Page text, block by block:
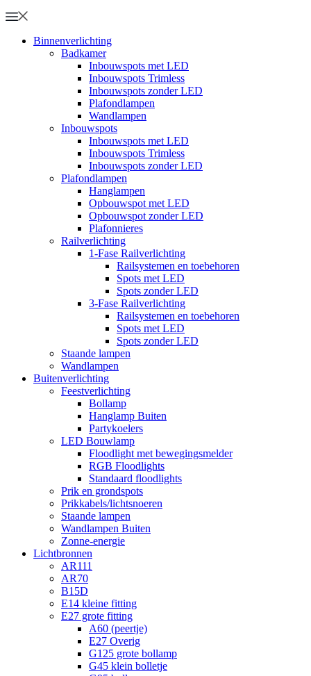
Binnenverlichting
Badkamer
Inbouwspots met LED
Inbouwspots Trimless
Inbouwspots zonder LED
Plafondlampen
Wandlampen
Inbouwspots
Inbouwspots met LED
Inbouwspots Trimless
Inbouwspots zonder LED
Plafondlampen
Hanglampen
Opbouwspot met LED
Opbouwspot zonder LED
Plafonnieres
Railverlichting
1-Fase Railverlichting
Railsystemen en toebehoren
Spots met LED
Spots zonder LED
3-Fase Railverlichting
Railsystemen en toebehoren
Spots met LED
Spots zonder LED
Staande lampen
Wandlampen
Buitenverlichting
Feestverlichting
Bollamp
Hanglamp Buiten
Partykoelers
LED Bouwlamp
Floodlight met bewegingsmelder
RGB Floodlights
Standaard floodlights
Prik en grondspots
Prikkabels/lichtsnoeren
Staande lampen
Wandlampen Buiten
Zonne-energie
Lichtbronnen
AR111
AR70
B15D
E14 kleine fitting
E27 grote fitting
A60 (peertje)
E27 Overig
G125 grote bollamp
G45 klein bolletje